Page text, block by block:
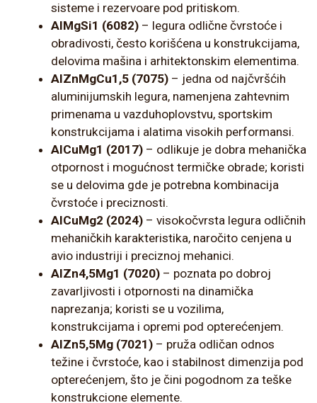
sisteme i rezervoare pod pritiskom.
AlMgSi1 (6082) – legura odlične čvrstoće i
obradivosti, često korišćena u konstrukcijama,
delovima mašina i arhitektonskim elementima.
AlZnMgCu1,5 (7075) – jedna od najčvršćih
aluminijumskih legura, namenjena zahtevnim
primenama u vazduhoplovstvu, sportskim
konstrukcijama i alatima visokih performansi.
AlCuMg1 (2017) – odlikuje je dobra mehanička
otpornost i mogućnost termičke obrade; koristi
se u delovima gde je potrebna kombinacija
čvrstoće i preciznosti.
AlCuMg2 (2024) – visokočvrsta legura odličnih
mehaničkih karakteristika, naročito cenjena u
avio industriji i preciznoj mehanici.
AlZn4,5Mg1 (7020) – poznata po dobroj
zavarljivosti i otpornosti na dinamička
naprezanja; koristi se u vozilima,
konstrukcijama i opremi pod opterećenjem.
AlZn5,5Mg (7021) – pruža odličan odnos
težine i čvrstoće, kao i stabilnost dimenzija pod
opterećenjem, što je čini pogodnom za teške
konstrukcione elemente.